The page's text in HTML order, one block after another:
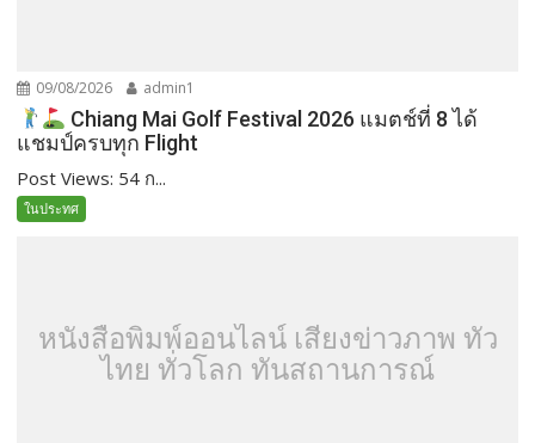
09/08/2026 admin1
Chiang Mai Golf Festival 2026 แมตช์ที่ 8 ได้
แชมป์ครบทุก Flight
Post Views: 54 ก...
ในประทศ
หนังสือพิมพ์ออนไลน์ เสียงข่าวภาพ ทั่ว
ไทย ทั่วโลก ทันสถานการณ์